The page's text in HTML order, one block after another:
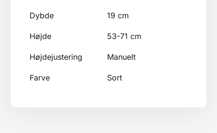
Dybde 19 cm
Højde 53-71 cm
Højdejustering Manuelt
Farve Sort